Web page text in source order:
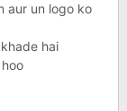
aur un logo ko
hai